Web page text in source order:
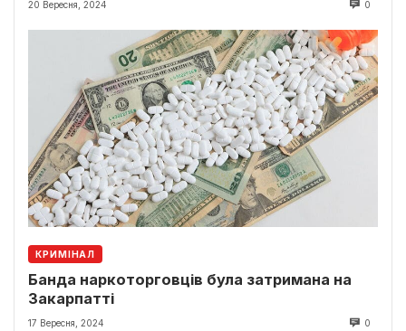
20 Вересня, 2024 0
КРИМІНАЛ
Банда наркоторговців була затримана на
Закарпатті
17 Вересня, 2024 0